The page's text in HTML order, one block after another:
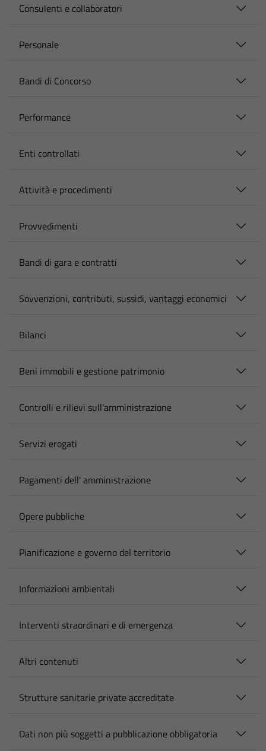
Consulenti e collaboratori
Personale
Bandi di Concorso
Performance
Enti controllati
Attività e procedimenti
Provvedimenti
Bandi di gara e contratti
Sovvenzioni, contributi, sussidi, vantaggi economici
Bilanci
Beni immobili e gestione patrimonio
Controlli e rilievi sull'amministrazione
Servizi erogati
Pagamenti dell' amministrazione
Opere pubbliche
Pianificazione e governo del territorio
Informazioni ambientali
Interventi straordinari e di emergenza
Altri contenuti
Strutture sanitarie private accreditate
Dati non più soggetti a pubblicazione obbligatoria